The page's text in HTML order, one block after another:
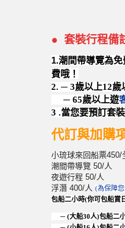
● 套裝行程備
1.潮間帶導覽為
費哦！
2. ─ 3歲以上12歲
─ 65歲以上遊
3 .當您要預訂套
代訂與加購
小琉球來回船票
潮間帶導覽 50/人
夜遊行程 50/人
浮潛 400/人 (為保障
包船二小時(你可包船賞
─ (大船30人)包船二